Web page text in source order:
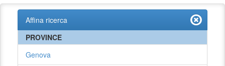
Affina ricerca
PROVINCE
Genova